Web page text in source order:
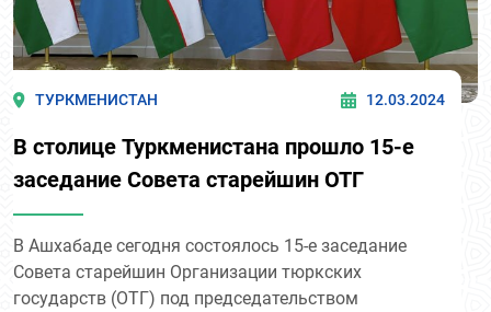
ТУРКМЕНИСТАН 12.03.2024
В столице Туркменистана прошло 15-е
заседание Совета старейшин ОТГ
В Ашхабаде сегодня состоялось 15-е заседание
Совета старейшин Организации тюркских
государств (ОТГ) под председательством